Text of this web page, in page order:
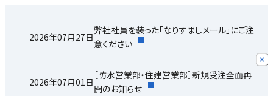
2026年07月27日
弊社社員を装った「なりすましメール」にご注
意ください
2026年07月01日
［防水営業部・住建営業部］新規受注全面再
開のお知らせ